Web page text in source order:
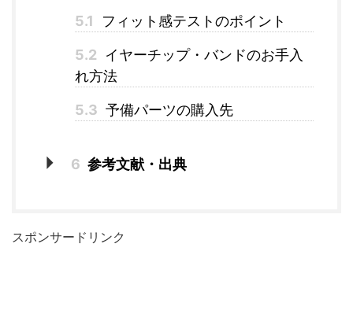
5.1 フィット感テストのポイント
5.2
イヤーチップ・バンドのお手入
れ方法
5.3 予備パーツの購入先
6 参考文献・出典
スポンサードリンク